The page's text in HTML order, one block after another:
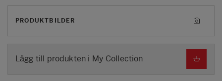
PRODUKTBILDER
Lägg till produkten i My Collection